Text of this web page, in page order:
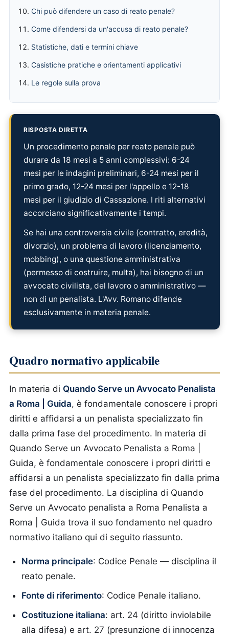
Chi può difendere un caso di reato penale?
Come difendersi da un'accusa di reato penale?
Statistiche, dati e termini chiave
Casistiche pratiche e orientamenti applicativi
Le regole sulla prova
RISPOSTA DIRETTA
Un procedimento penale per reato penale può
durare da 18 mesi a 5 anni complessivi: 6-24
mesi per le indagini preliminari, 6-24 mesi per il
primo grado, 12-24 mesi per l'appello e 12-18
mesi per il giudizio di Cassazione. I riti alternativi
accorciano significativamente i tempi.
Se hai una controversia civile (contratto, eredità,
divorzio), un problema di lavoro (licenziamento,
mobbing), o una questione amministrativa
(permesso di costruire, multa), hai bisogno di un
avvocato civilista, del lavoro o amministrativo —
non di un penalista. L'Avv. Romano difende
esclusivamente in materia penale.
Quadro normativo applicabile
In materia di Quando Serve un Avvocato Penalista
a Roma | Guida, è fondamentale conoscere i propri
diritti e affidarsi a un penalista specializzato fin
dalla prima fase del procedimento. In materia di
Quando Serve un Avvocato Penalista a Roma |
Guida, è fondamentale conoscere i propri diritti e
affidarsi a un penalista specializzato fin dalla prima
fase del procedimento. La disciplina di Quando
Serve un Avvocato penalista a Roma Penalista a
Roma | Guida trova il suo fondamento nel quadro
normativo italiano qui di seguito riassunto.
Norma principale: Codice Penale — disciplina il
reato penale.
Fonte di riferimento: Codice Penale italiano.
Costituzione italiana: art. 24 (diritto inviolabile
alla difesa) e art. 27 (presunzione di innocenza